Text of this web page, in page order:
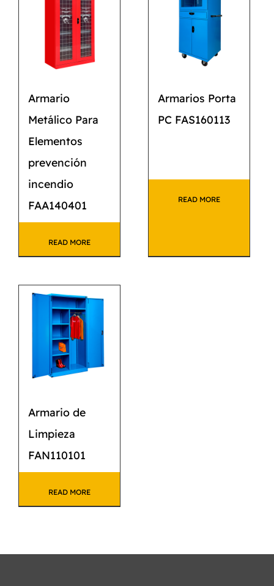
Armario
Metálico Para
Elementos
prevención
incendio
FAA140401
READ MORE
Armarios Porta
PC FAS160113
READ MORE
Armario de
Limpieza
FAN110101
READ MORE